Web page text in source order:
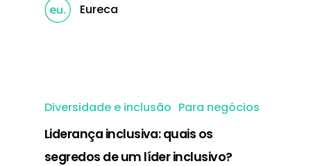
Eureca
Diversidade e inclusão Para negócios
Liderança inclusiva: quais os
segredos de um líder inclusivo?